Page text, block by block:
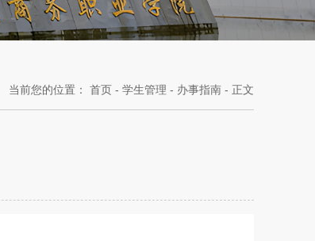
当前您的位置： 首页 - 学生管理 - 办事指南 - 正文